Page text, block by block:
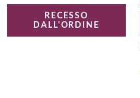
RECESSO
DALL'ORDINE